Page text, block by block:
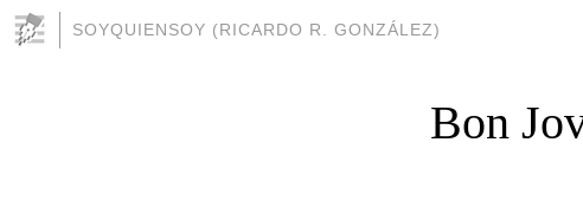
SOYQUIENSOY (RICARDO R. GONZÁLEZ)
Bon